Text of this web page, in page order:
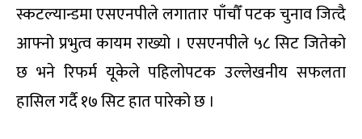
स्कटल्यान्डमा एसएनपीले लगातार पाँचौँ पटक चुनाव जित्दै
आफ्नो प्रभुत्व कायम राख्यो । एसएनपीले ५८ सिट जितेको
छ भने रिफर्म यूकेले पहिलोपटक उल्लेखनीय सफलता
हासिल गर्दै १७ सिट हात पारेको छ ।